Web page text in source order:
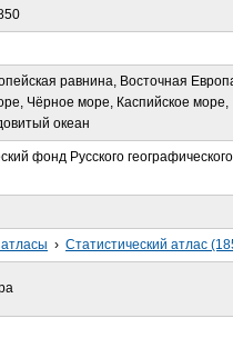
равнина, Восточная
Чёрное море, Каспийское море,
океан
фонд Русского географического
› Статистический атлас